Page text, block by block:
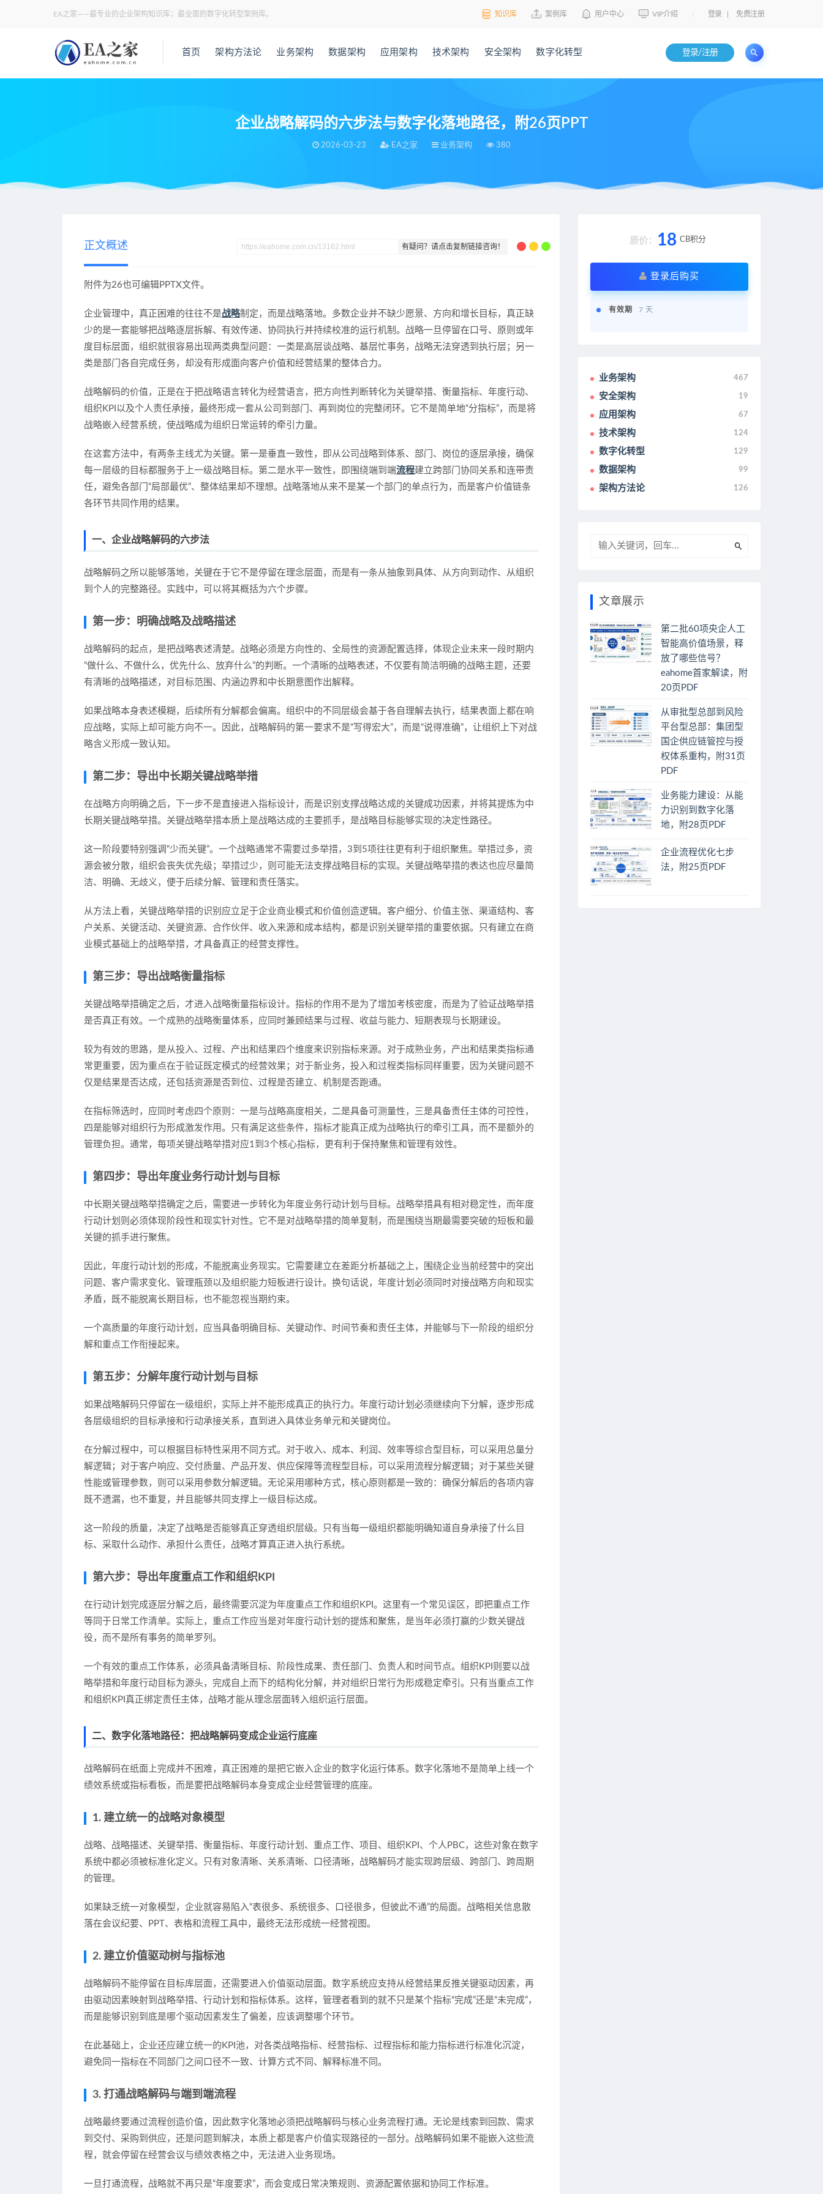
EA之家——最专业的企业架构知识库；最全面的数字化转型案例库。 知识库 案例库 用户中心 VIP介绍 登录 免费注册
首页 架构方法论 业务架构 数据架构 应用架构 技术架构 安全架构 数字化转型 登录/注册
企业战略解码的六步法与数字化落地路径，附26页PPT
2026-03-23 EA之家 业务架构 380
有疑问？请点击复制链接咨询！
正文概述
‍附件为26也可编辑PPTX文件。
企业管理中，真正困难的往往不是战略制定，而是战略落地。多数企业并不缺少愿景、方向和增长目标，真正缺
少的是一套能够把战略逐层拆解、有效传递、协同执行并持续校准的运行机制。战略一旦停留在口号、原则或年
度目标层面，组织就很容易出现两类典型问题：一类是高层谈战略、基层忙事务，战略无法穿透到执行层；另一
类是部门各自完成任务，却没有形成面向客户价值和经营结果的整体合力。
战略解码的价值，正是在于把战略语言转化为经营语言，把方向性判断转化为关键举措、衡量指标、年度行动、
组织KPI以及个人责任承接，最终形成一套从公司到部门、再到岗位的完整闭环。它不是简单地“分指标”，而是将
战略嵌入经营系统，使战略成为组织日常运转的牵引力量。
在这套方法中，有两条主线尤为关键。第一是垂直一致性，即从公司战略到体系、部门、岗位的逐层承接，确保
每一层级的目标都服务于上一级战略目标。第二是水平一致性，即围绕端到端流程建立跨部门协同关系和连带责
任，避免各部门“局部最优”、整体结果却不理想。战略落地从来不是某一个部门的单点行为，而是客户价值链条
各环节共同作用的结果。
一、企业战略解码的六步法
战略解码之所以能够落地，关键在于它不是停留在理念层面，而是有一条从抽象到具体、从方向到动作、从组织
到个人的完整路径。实践中，可以将其概括为六个步骤。
第一步：明确战略及战略描述
战略解码的起点，是把战略表述清楚。战略必须是方向性的、全局性的资源配置选择，体现企业未来一段时期内
“做什么、不做什么，优先什么、放弃什么”的判断。一个清晰的战略表述，不仅要有简洁明确的战略主题，还要
有清晰的战略描述，对目标范围、内涵边界和中长期意图作出解释。
如果战略本身表述模糊，后续所有分解都会偏离。组织中的不同层级会基于各自理解去执行，结果表面上都在响
应战略，实际上却可能方向不一。因此，战略解码的第一要求不是“写得宏大”，而是“说得准确”，让组织上下对战
略含义形成一致认知。
第二步：导出中长期关键战略举措
在战略方向明确之后，下一步不是直接进入指标设计，而是识别支撑战略达成的关键成功因素，并将其提炼为中
长期关键战略举措。关键战略举措本质上是战略达成的主要抓手，是战略目标能够实现的决定性路径。
这一阶段要特别强调“少而关键”。一个战略通常不需要过多举措，3到5项往往更有利于组织聚焦。举措过多，资
源会被分散，组织会丧失优先级；举措过少，则可能无法支撑战略目标的实现。关键战略举措的表达也应尽量简
洁、明确、无歧义，便于后续分解、管理和责任落实。
从方法上看，关键战略举措的识别应立足于企业商业模式和价值创造逻辑。客户细分、价值主张、渠道结构、客
户关系、关键活动、关键资源、合作伙伴、收入来源和成本结构，都是识别关键举措的重要依据。只有建立在商
业模式基础上的战略举措，才具备真正的经营支撑性。
第三步：导出战略衡量指标
关键战略举措确定之后，才进入战略衡量指标设计。指标的作用不是为了增加考核密度，而是为了验证战略举措
是否真正有效。一个成熟的战略衡量体系，应同时兼顾结果与过程、收益与能力、短期表现与长期建设。
较为有效的思路，是从投入、过程、产出和结果四个维度来识别指标来源。对于成熟业务，产出和结果类指标通
常更重要，因为重点在于验证既定模式的经营效果；对于新业务，投入和过程类指标同样重要，因为关键问题不
仅是结果是否达成，还包括资源是否到位、过程是否建立、机制是否跑通。
在指标筛选时，应同时考虑四个原则：一是与战略高度相关，二是具备可测量性，三是具备责任主体的可控性，
四是能够对组织行为形成激发作用。只有满足这些条件，指标才能真正成为战略执行的牵引工具，而不是额外的
管理负担。通常，每项关键战略举措对应1到3个核心指标，更有利于保持聚焦和管理有效性。
第四步：导出年度业务行动计划与目标
中长期关键战略举措确定之后，需要进一步转化为年度业务行动计划与目标。战略举措具有相对稳定性，而年度
行动计划则必须体现阶段性和现实针对性。它不是对战略举措的简单复制，而是围绕当期最需要突破的短板和最
关键的抓手进行聚焦。
因此，年度行动计划的形成，不能脱离业务现实。它需要建立在差距分析基础之上，围绕企业当前经营中的突出
问题、客户需求变化、管理瓶颈以及组织能力短板进行设计。换句话说，年度计划必须同时对接战略方向和现实
矛盾，既不能脱离长期目标，也不能忽视当期约束。
一个高质量的年度行动计划，应当具备明确目标、关键动作、时间节奏和责任主体，并能够与下一阶段的组织分
解和重点工作衔接起来。
第五步：分解年度行动计划与目标
如果战略解码只停留在一级组织，实际上并不能形成真正的执行力。年度行动计划必须继续向下分解，逐步形成
各层级组织的目标承接和行动承接关系，直到进入具体业务单元和关键岗位。
在分解过程中，可以根据目标特性采用不同方式。对于收入、成本、利润、效率等综合型目标，可以采用总量分
解逻辑；对于客户响应、交付质量、产品开发、供应保障等流程型目标，可以采用流程分解逻辑；对于某些关键
性能或管理参数，则可以采用参数分解逻辑。无论采用哪种方式，核心原则都是一致的：确保分解后的各项内容
既不遗漏，也不重复，并且能够共同支撑上一级目标达成。
这一阶段的质量，决定了战略是否能够真正穿透组织层级。只有当每一级组织都能明确知道自身承接了什么目
标、采取什么动作、承担什么责任，战略才算真正进入执行系统。
第六步：导出年度重点工作和组织KPI
在行动计划完成逐层分解之后，最终需要沉淀为年度重点工作和组织KPI。这里有一个常见误区，即把重点工作
等同于日常工作清单。实际上，重点工作应当是对年度行动计划的提炼和聚焦，是当年必须打赢的少数关键战
役，而不是所有事务的简单罗列。
一个有效的重点工作体系，必须具备清晰目标、阶段性成果、责任部门、负责人和时间节点。组织KPI则要以战
略举措和年度行动目标为源头，完成自上而下的结构化分解，并对组织日常行为形成稳定牵引。只有当重点工作
和组织KPI真正绑定责任主体，战略才能从理念层面转入组织运行层面。
二、数字化落地路径：把战略解码变成企业运行底座
战略解码在纸面上完成并不困难，真正困难的是把它嵌入企业的数字化运行体系。数字化落地不是简单上线一个
绩效系统或指标看板，而是要把战略解码本身变成企业经营管理的底座。
1. 建立统一的战略对象模型
战略、战略描述、关键举措、衡量指标、年度行动计划、重点工作、项目、组织KPI、个人PBC，这些对象在数字
系统中都必须被标准化定义。只有对象清晰、关系清晰、口径清晰，战略解码才能实现跨层级、跨部门、跨周期
的管理。
如果缺乏统一对象模型，企业就容易陷入“表很多、系统很多、口径很多，但彼此不通”的局面。战略相关信息散
落在会议纪要、PPT、表格和流程工具中，最终无法形成统一经营视图。
2. 建立价值驱动树与指标池
战略解码不能停留在目标库层面，还需要进入价值驱动层面。数字系统应支持从经营结果反推关键驱动因素，再
由驱动因素映射到战略举措、行动计划和指标体系。这样，管理者看到的就不只是某个指标“完成”还是“未完成”，
而是能够识别到底是哪个驱动因素发生了偏差，应该调整哪个环节。
在此基础上，企业还应建立统一的KPI池，对各类战略指标、经营指标、过程指标和能力指标进行标准化沉淀，
避免同一指标在不同部门之间口径不一致、计算方式不同、解释标准不同。
3. 打通战略解码与端到端流程
战略最终要通过流程创造价值，因此数字化落地必须把战略解码与核心业务流程打通。无论是线索到回款、需求
到交付、采购到供应，还是问题到解决，本质上都是客户价值实现路径的一部分。战略解码如果不能嵌入这些流
程，就会停留在经营会议与绩效表格之中，无法进入业务现场。
一旦打通流程，战略就不再只是“年度要求”，而会变成日常决策规则、资源配置依据和协同工作标准。
原价： 18 CB积分
登录后购买
有效期 7 天
业务架构 467
安全架构 19
应用架构 67
技术架构 124
数字化转型 129
数据架构 99
架构方法论 126
文章展示
第二批60项央企人工
智能高价值场景，释
放了哪些信号？
eahome首家解读，附
20页PDF
从审批型总部到风险
平台型总部：集团型
国企供应链管控与授
权体系重构，附31页
PDF
业务能力建设：从能
力识别到数字化落
地，附28页PDF
企业流程优化七步
法，附25页PDF